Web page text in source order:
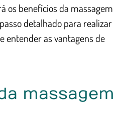
os benefícios da massagem
detalhado para realizar
entender as vantagens de
massagem